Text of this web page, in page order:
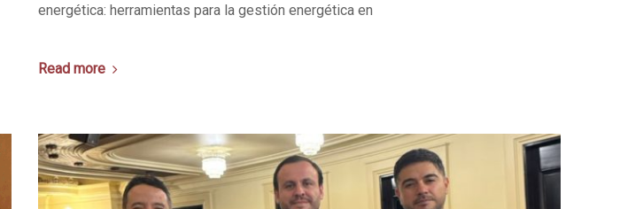
energética: herramientas para la gestión energética en
Read more